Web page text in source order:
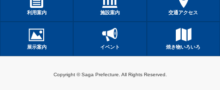
利用案内 施設案内 交通アクセス
展示案内 イベント 焼き物いろいろ
Copyright © Saga Prefecture. All Rights Reserved.